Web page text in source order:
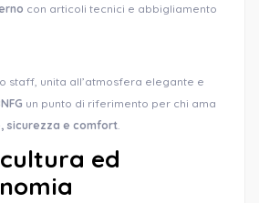
con articoli tecnici e abbigliamento
staff, unita all’atmosfera elegante e
un punto di riferimento per chi ama
sicurezza e comfort.
ed